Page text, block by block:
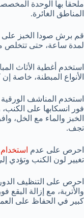
ملحقا بها الوحدة
المناطق الغائرة.
قم برش صودا الخبز على
لمدة ساعة، حتى تتخلص
استخدم أغطية الأثاث
الأنواع المبطنة، خاصة
استخدم المناشف
فور انسكابها على
الخبز والماء مع الخل،
تجف.
احرص على عدم
تغيير لون الكنب وتؤدي
احرص على التنظيف
والأتربة، مع إزالة
كبير في الحفاظ على